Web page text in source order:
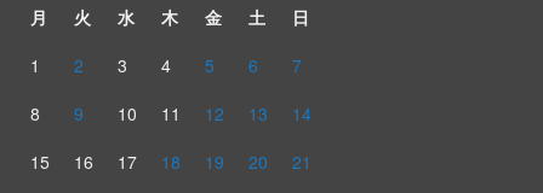
月
火 水 木 金 土
日
1
2 3 4 5 6
7
8
9 10 11 12 13
14
15
16 17 18 19 20
21